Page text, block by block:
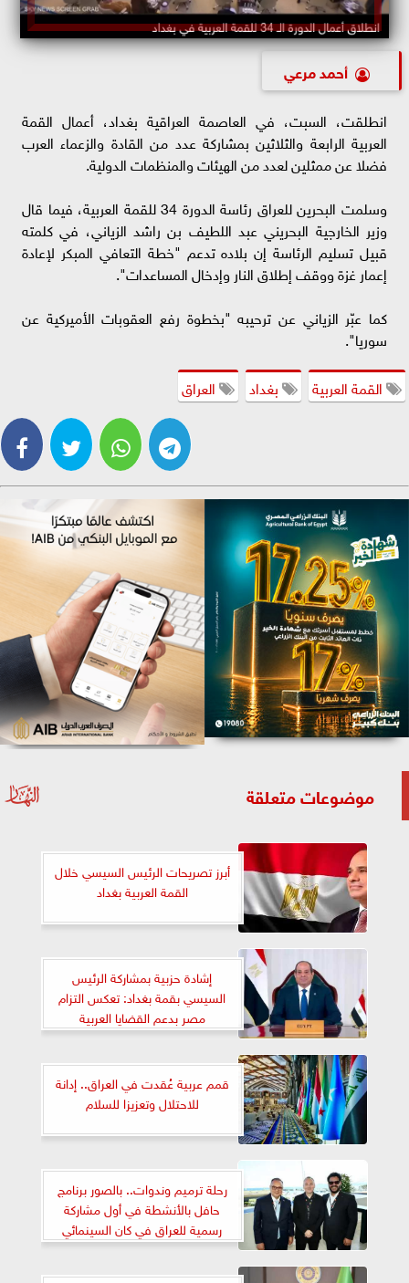
أحمد مرعي
انطلقت، السبت، في العاصمة العراقية بغداد، أعمال القمة
العربية الرابعة والثلاثين بمشاركة عدد من القادة والزعماء العرب
فضلا عن ممثلين لعدد من الهيئات والمنظمات الدولية.
وسلمت البحرين للعراق رئاسة الدورة 34 للقمة العربية، فيما قال
وزير الخارجية البحريني عبد اللطيف بن راشد الزياني، في كلمته
قبيل تسليم الرئاسة إن بلاده تدعم "خطة التعافي المبكر لإعادة
إعمار غزة ووقف إطلاق النار وإدخال المساعدات".
كما عبّر الزياني عن ترحيبه "بخطوة رفع العقوبات الأميركية عن
سوريا".
القمة العربية
بغداد العراق
موضوعات متعلقة
أبرز تصريحات الرئيس السيسي خلال
القمة العربية بغداد
إشادة حزبية بمشاركة الرئيس
السيسي بقمة بغداد: تعكس التزام
مصر بدعم القضايا العربية
قمم عربية عُقدت في العراق.. إدانة
للاحتلال وتعزيزا للسلام
رحلة ترميم وندوات.. بالصور برنامج
حافل بالأنشطة في أول مشاركة
رسمية للعراق في كان السينمائي